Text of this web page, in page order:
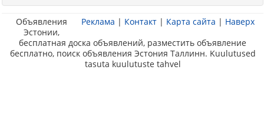
Реклама | Контакт | Карта сайта | Наверх
Объявления
Эстонии,
бесплатная доска объявлений, разместить объявление
бесплатно, поиск объявления Эстония Таллинн. Kuulutused
tasuta kuulutuste tahvel